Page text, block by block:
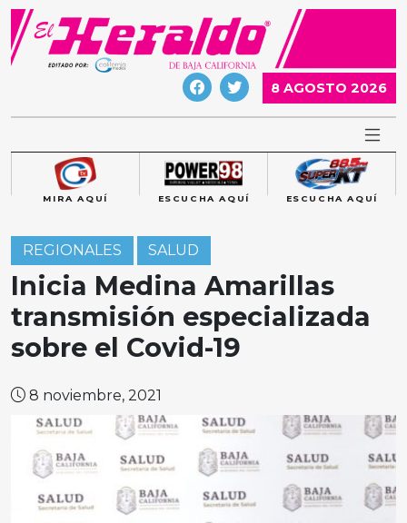
Skip
content
8 AGOSTO 2026
MIRA AQUÍ ESCUCHA AQUÍ ESCUCHA AQUÍ
REGIONALES SALUD
Inicia Medina Amarillas
transmisión especializada
sobre el Covid-19
8 noviembre, 2021